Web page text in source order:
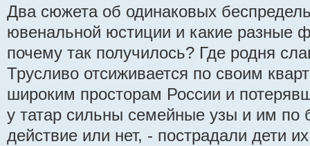
Два сюжета об одинаковых
ювенальной юстиции и какие разные
почему так получилось? Где родня
Трусливо отсиживается по своим
широким просторам России и
у татар сильны семейные узы и им по
действие или нет, - пострадали дети